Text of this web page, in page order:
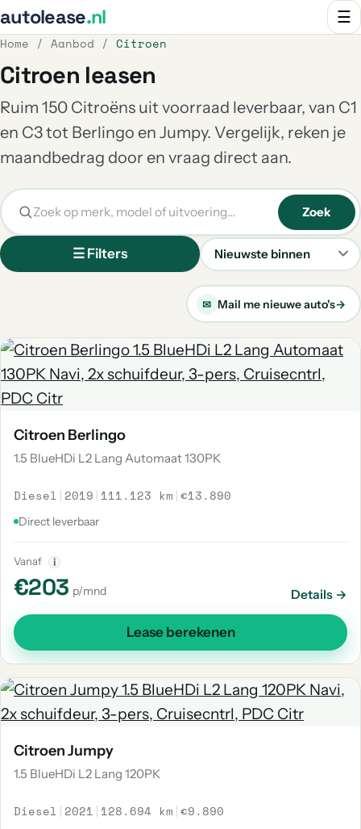
autolease.nl ☰
Home / Aanbod / Citroen
Citroen leasen
Ruim 150 Citroëns uit voorraad leverbaar, van C1
en C3 tot Berlingo en Jumpy. Vergelijk, reken je
maandbedrag door en vraag direct aan.
☰ Filters
Sorteren
Zoek
✉ Mail me nieuwe auto's→
Citroen Berlingo
1.5 BlueHDi L2 Lang Automaat 130PK
Diesel | 2019 | 111.123 km |€13.890
Direct leverbaar
Vanaf i
€203 p/mnd Details →
Lease berekenen
Citroen Jumpy
1.5 BlueHDi L2 Lang 120PK
Diesel | 2021 | 128.694 km |€9.890